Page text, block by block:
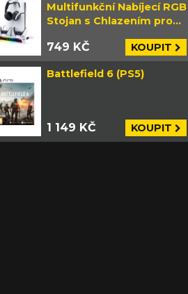
Multifunkční Nabíjecí RGB
Stojan s Chlazením pro
749 KČ KOUPIT
Battlefield 6 (PS5)
1 149 KČ KOUPIT